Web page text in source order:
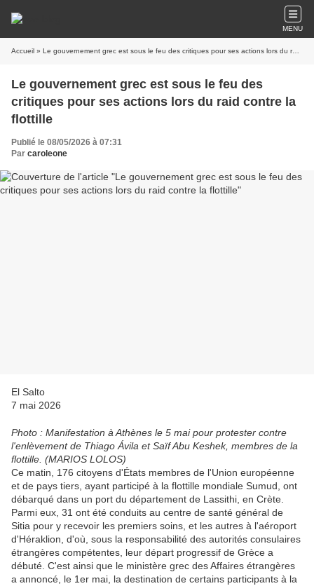
MENU
Accueil » Le gouvernement grec est sous le feu des critiques pour ses actions lors du raid contre la flottille
Le gouvernement grec est sous le feu des
critiques pour ses actions lors du raid contre la
flottille
Publié le 08/05/2026 à 07:31
Par caroleone
El Salto
7 mai 2026
Photo : Manifestation à Athènes le 5 mai pour protester contre
l'enlèvement de Thiago Ávila et Saïf Abu Keshek, membres de la
flottille. (MARIOS LOLOS)
Ce matin, 176 citoyens d'États membres de l'Union européenne
et de pays tiers, ayant participé à la flottille mondiale Sumud, ont
débarqué dans un port du département de Lassithi, en Crète.
Parmi eux, 31 ont été conduits au centre de santé général de
Sitia pour y recevoir les premiers soins, et les autres à l'aéroport
d'Héraklion, d'où, sous la responsabilité des autorités consulaires
étrangères compétentes, leur départ progressif de Grèce a
débuté. C'est ainsi que le ministère grec des Affaires étrangères
a annoncé, le 1er mai, la destination de certains participants à la